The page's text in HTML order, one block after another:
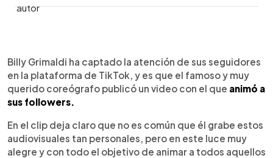
► Escuchar artículo
Billy Grimaldi ha captado la atención de sus seguidores
en la plataforma de TikTok, y es que el famoso y muy
querido coreógrafo publicó un video con el que animó a
sus followers.
En el clip deja claro que no es común que él grabe estos
audiovisuales tan personales, pero en este luce muy
alegre y con todo el objetivo de animar a todos aquellos